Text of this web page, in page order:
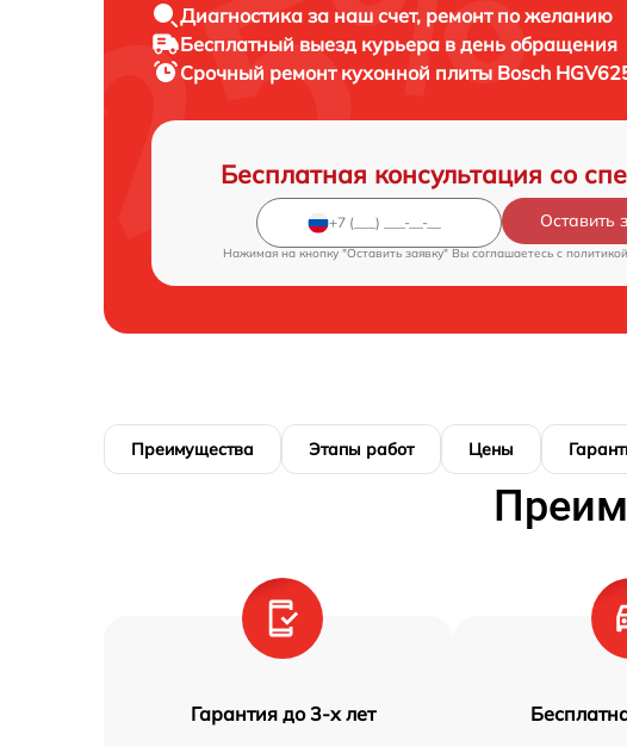
Диагностика за наш счет, ремонт по желанию
Бесплатный выезд курьера в день обращения
Срочный ремонт кухонной плиты Bosch
Бесплатная консультация со
Оставить
Нажимая на кнопку "Оставить заявку" Вы соглашаетесь c
Преимущества Этапы работ Цены
Гарантия до 3-х лет